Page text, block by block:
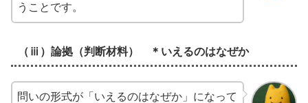
うことです。
（ⅲ）論拠（判断材料） ＊いえるのはなぜか
問いの形式が「いえるのはなぜか」になって